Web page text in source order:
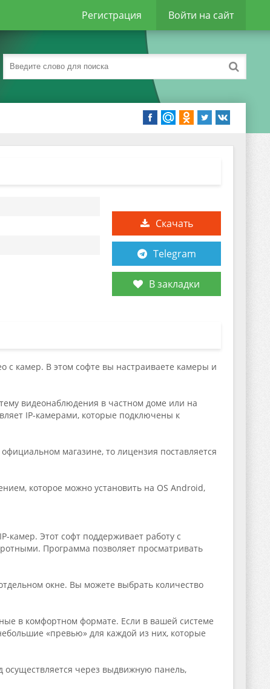
Регистрация Войти на сайт
Скачать
Telegram
В закладки
с камер. В этом софте вы настраиваете камеры и
видеонаблюдения в частном доме или на
IP-камерами, которые подключены к
магазине, то лицензия поставляется
которое можно установить на OS Android,
камер. Этот софт поддерживает работу с
Программа позволяет просматривать
окне. Вы можете выбрать количество
в комфортном формате. Если в вашей системе
«превью» для каждой из них, которые
через выдвижную панель,